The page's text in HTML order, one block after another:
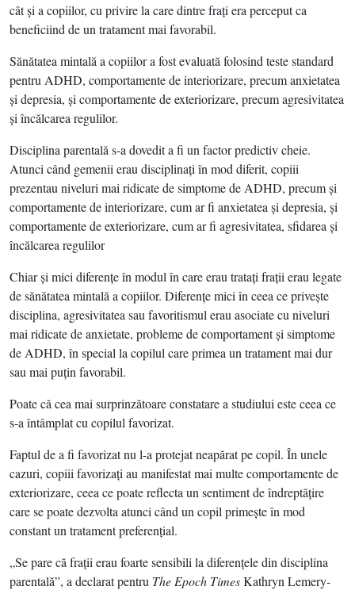
cât şi a copiilor, cu privire la care dintre fraţi era perceput ca
beneficiind de un tratament mai favorabil.
Sănătatea mintală a copiilor a fost evaluată folosind teste standard
pentru ADHD, comportamente de interiorizare, precum anxietatea
şi depresia, şi comportamente de exteriorizare, precum agresivitatea
şi încălcarea regulilor.
Disciplina parentală s-a dovedit a fi un factor predictiv cheie.
Atunci când gemenii erau disciplinaţi în mod diferit, copiii
prezentau niveluri mai ridicate de simptome de ADHD, precum şi
comportamente de interiorizare, cum ar fi anxietatea şi depresia, şi
comportamente de exteriorizare, cum ar fi agresivitatea, sfidarea şi
încălcarea regulilor
Chiar şi mici diferenţe în modul în care erau trataţi fraţii erau legate
de sănătatea mintală a copiilor. Diferenţe mici în ceea ce priveşte
disciplina, agresivitatea sau favoritismul erau asociate cu niveluri
mai ridicate de anxietate, probleme de comportament şi simptome
de ADHD, în special la copilul care primea un tratament mai dur
sau mai puţin favorabil.
Poate că cea mai surprinzătoare constatare a studiului este ceea ce
s-a întâmplat cu copilul favorizat.
Faptul de a fi favorizat nu l-a protejat neapărat pe copil. În unele
cazuri, copiii favorizaţi au manifestat mai multe comportamente de
exteriorizare, ceea ce poate reflecta un sentiment de îndreptăţire
care se poate dezvolta atunci când un copil primeşte în mod
constant un tratament preferenţial.
„Se pare că fraţii erau foarte sensibili la diferenţele din disciplina
parentală”, a declarat pentru The Epoch TimesKathryn Lemery-